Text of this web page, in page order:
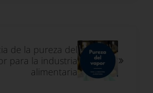
de la pureza del
para la industria
alimentaria